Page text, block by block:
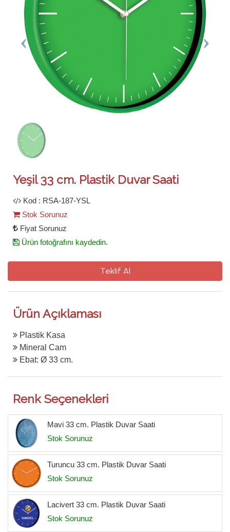
Yeşil 33 cm. Plastik Duvar Saati
Kod : RSA-187-YSL
Stok Sorunuz
Fiyat Sorunuz
Ürün fotoğrafını kaydedin.
Teklif Al
Ürün Açıklaması
Plastik Kasa
Mineral Cam
Ebat: Ø 33 cm.
Renk Seçenekleri
Mavi 33 cm. Plastik Duvar Saati
Stok Sorunuz
Turuncu 33 cm. Plastik Duvar Saati
Stok Sorunuz
Lacivert 33 cm. Plastik Duvar Saati
Stok Sorunuz